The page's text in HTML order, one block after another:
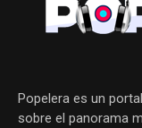
Popelera es un
sobre el panorama